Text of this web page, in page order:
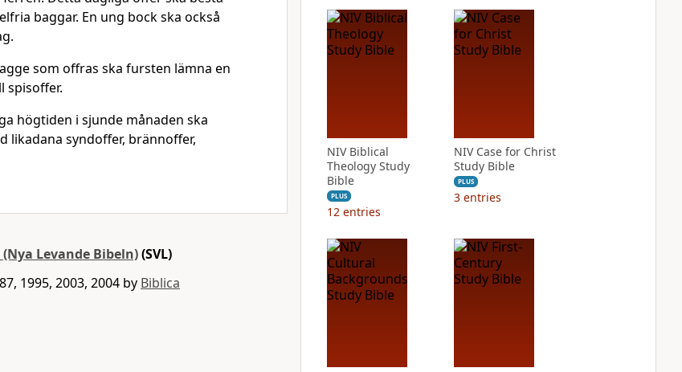
baggar. En ung bock ska också
som offras ska fursten lämna en
spisoffer.
högtiden i sjunde månaden ska
likadana syndoffer, brännoffer,
Levande Bibeln)(SVL)
1995, 2003, 2004 by Biblica
NIV Biblical
Theology Study
Bible
PLUS
12 entries
NIV Case for Christ
Study Bible
PLUS
3 entries